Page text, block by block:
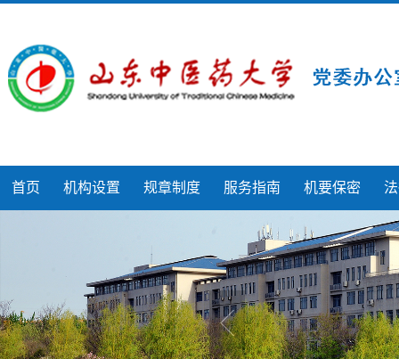
首页 机构设置 规章制度 服务指南 机要保密